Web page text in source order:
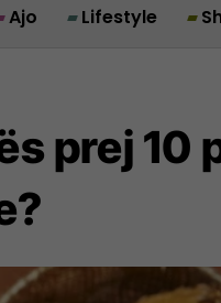
Ajo Lifestyle
prej 10